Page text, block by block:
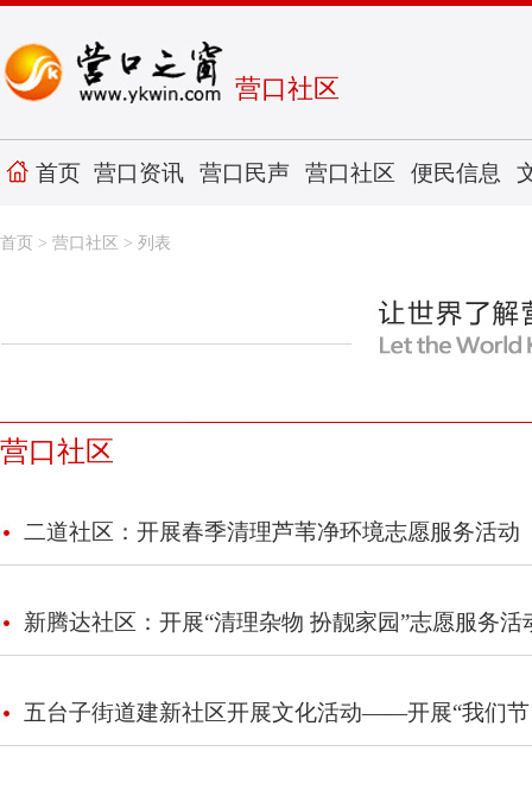
营口社区
首页 营口资讯 营口民声 营口社区 便民信息
首页 > 营口社区 > 列表
营口社区
二道社区：开展春季清理芦苇净环境志愿服务活动
新腾达社区：开展“清理杂物 扮靓家园”志愿服务活
五台子街道建新社区开展文化活动——开展“我们节